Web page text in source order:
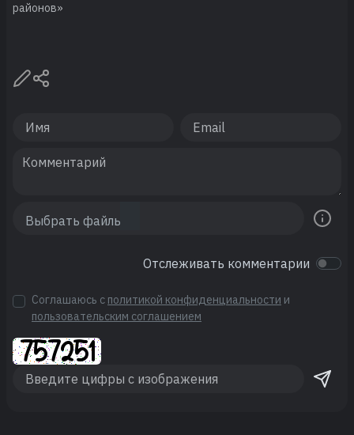
районов»
Отслеживать комментарии
Соглашаюсь с политикой конфиденциальности и
пользовательским соглашением